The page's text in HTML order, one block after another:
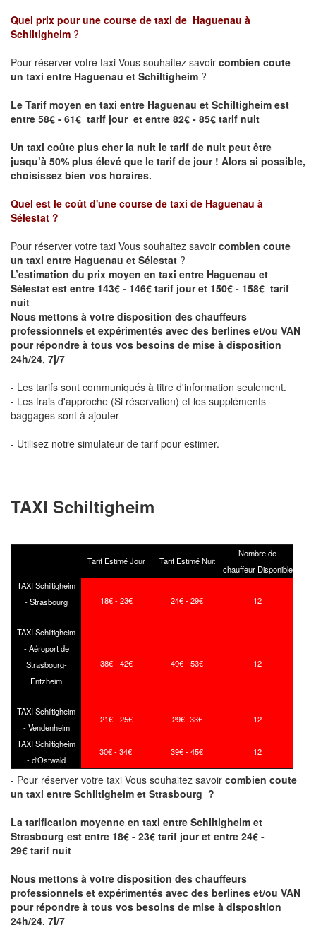
Quel prix pour une course de taxi de Haguenau à
Schiltigheim ?
Pour réserver votre taxi Vous souhaitez savoir combien coute
un taxi entre Haguenau et Schiltigheim ?
Le Tarif moyen en taxi entre Haguenau et Schiltigheim est
entre 58€ - 61€ tarif jour et entre 82€ - 85€ tarif nuit
Un taxi coûte plus cher la nuit le tarif de nuit peut être
jusqu’à 50% plus élevé que le tarif de jour ! Alors si possible,
choisissez bien vos horaires.
Quel est le coût d'une course de taxi de Haguenau à
Sélestat ?
Pour réserver votre taxi Vous souhaitez savoir combien coute
un taxi entre Haguenau et Sélestat ?
L’estimation du prix moyen en taxi entre Haguenau et
Sélestat est entre 143€ - 146€ tarif jour et 150€ - 158€ tarif
nuit
Nous mettons à votre disposition des chauffeurs
professionnels et expérimentés avec des berlines et/ou VAN
pour répondre à tous vos besoins de mise à disposition
24h/24, 7j/7
- Les tarifs sont communiqués à titre d'information seulement.
- Les frais d'approche (Si réservation) et les suppléments
baggages sont à ajouter
- Utilisez notre simulateur de tarif pour estimer.
TAXI Schiltigheim
Tarif Estimé Jour Tarif Estimé Nuit
Nombre de
chauffeur Disponible
TAXI Schiltigheim
- Strasbourg
18€ - 23€ 24€ - 29€ 12
TAXI Schiltigheim
- Aéroport de
Strasbourg-
Entzheim
38€ - 42€ 49€ - 53€ 12
TAXI Schiltigheim
- Vendenheim
21€ - 25€ 29€ -33€ 12
TAXI Schiltigheim
- d'Ostwald
30€ - 34€ 39€ - 45€ 12
- Pour réserver votre taxi Vous souhaitez savoir combien coute
un taxi entre Schiltigheim et Strasbourg ?
La tarification moyenne en taxi entre Schiltigheim et
Strasbourg est entre 18€ - 23€ tarif jour et entre 24€ -
29€ tarif nuit
Nous mettons à votre disposition des chauffeurs
professionnels et expérimentés avec des berlines et/ou VAN
pour répondre à tous vos besoins de mise à disposition
24h/24, 7j/7